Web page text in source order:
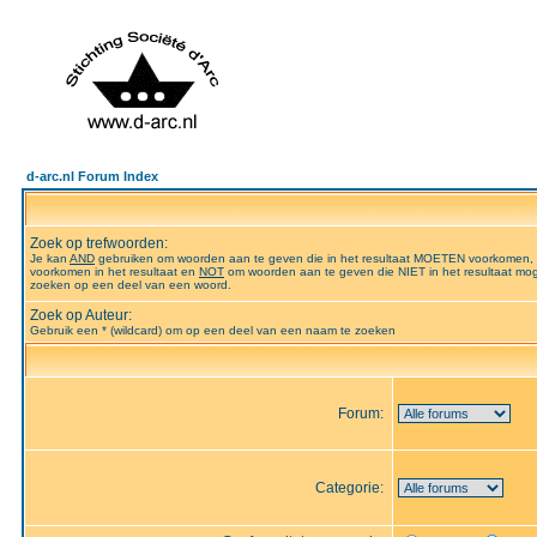
d-arc.nl Forum Index
Zoek op trefwoorden:
Je kan AND gebruiken om woorden aan te geven die in het resultaat MOETEN voorkomen,
voorkomen in het resultaat en NOT om woorden aan te geven die NIET in het resultaat
zoeken op een deel van een woord.
Zoek op Auteur:
Gebruik een * (wildcard) om op een deel van een naam te zoeken
Forum:
Categorie: